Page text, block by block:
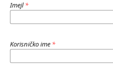
Imejl*
Korisničko ime *